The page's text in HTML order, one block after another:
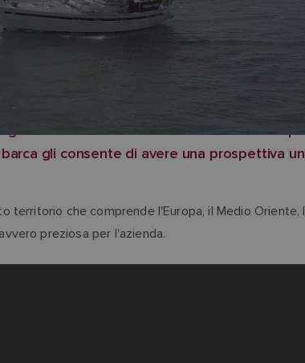
Conosce l'emozione di scivolare
gli consente di avere una prospettiva
che comprende l'Europa, il Medio Oriente,
preziosa per l'azienda.